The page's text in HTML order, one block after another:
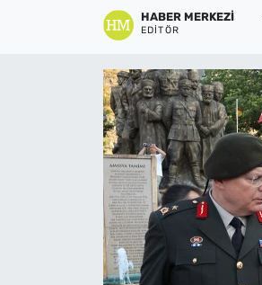
HABER MERKEZI
EDITÖR
Haber Arşivi